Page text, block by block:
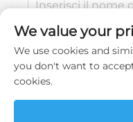
Messaggio
We value your
We use cookies and
you don't want to
cookies.